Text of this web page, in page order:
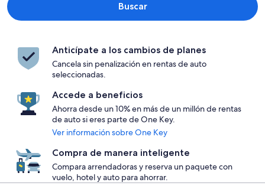
Buscar
Anticípate a los cambios de planes
Cancela sin penalización en rentas de auto
seleccionadas.
Accede a beneficios
Ahorra desde un 10% en más de un millón de rentas
de auto si eres parte de One Key.
Ver información sobre One Key
Compra de manera inteligente
Compara arrendadoras y reserva un paquete con
vuelo, hotel y auto para ahorrar.